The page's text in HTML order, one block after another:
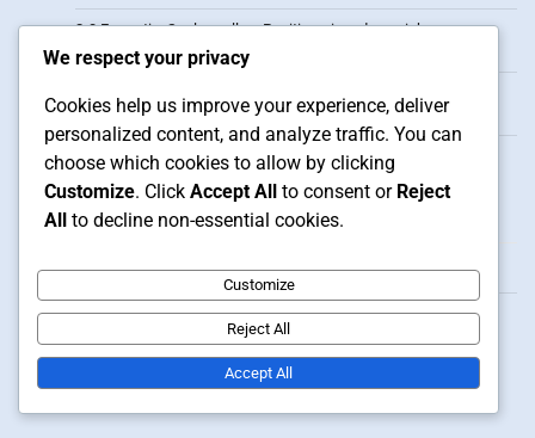
2-3 Formatie: Spelersrollen, Positioneringsdynamiek,
Spelstrategieën
Tactische inzichten
2-3 Vorming: Overloads, Drukken, Balbezitspel
Archief
February 2026
January 2026
Related Posts
We respect your privacy
Cookies help us improve your experience, deliver
personalized content, and analyze traffic. You can
choose which cookies to allow by clicking
Customize. Click Accept All to consent or Reject
All to decline non-essential cookies.
Customize
Reject All
Accept All